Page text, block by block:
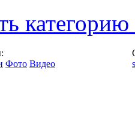
Фото Видео